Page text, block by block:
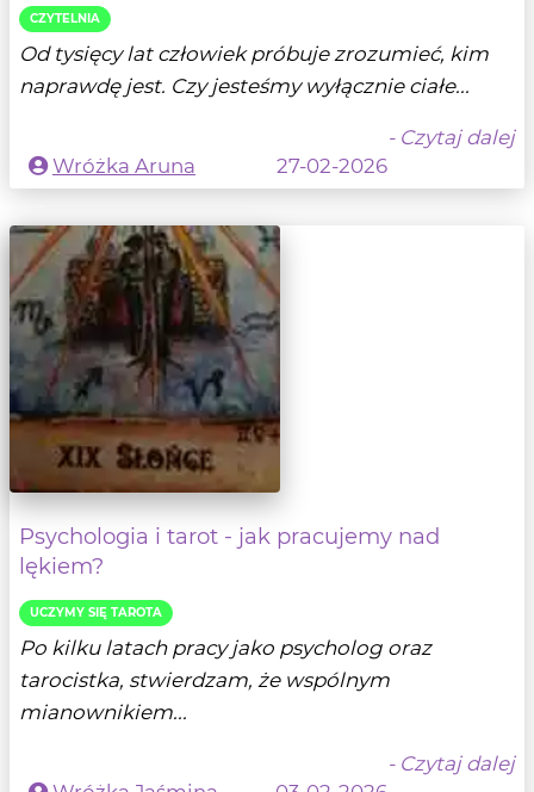
CZYTELNIA
Od tysięcy lat człowiek próbuje zrozumieć, kim
naprawdę jest. Czy jesteśmy wyłącznie ciałe...
- Czytaj dalej
Wróżka Aruna
27-02-2026
Psychologia i tarot - jak pracujemy nad
lękiem?
UCZYMY SIĘ TAROTA
Po kilku latach pracy jako psycholog oraz
tarocistka, stwierdzam, że wspólnym
mianownikiem...
- Czytaj dalej